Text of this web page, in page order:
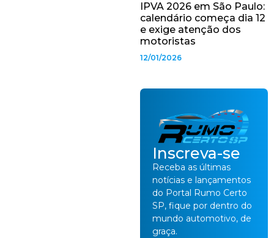
IPVA 2026 em São Paulo:
calendário começa dia 12
e exige atenção dos
motoristas
12/01/2026
Inscreva-se
Receba as últimas
notícias e lançamentos
do Portal Rumo Certo
SP, fique por dentro do
mundo automotivo, de
graça.